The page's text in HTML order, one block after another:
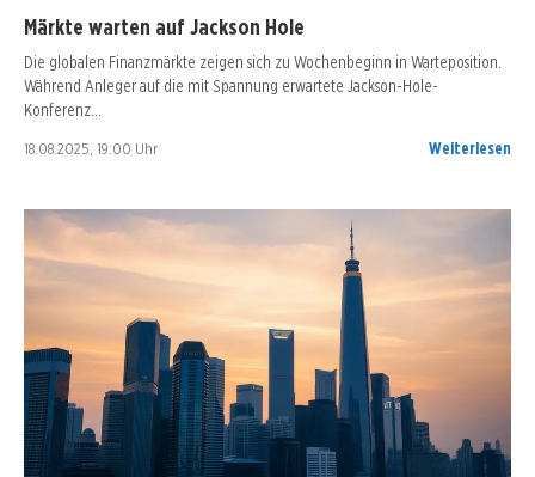
Märkte warten auf Jackson Hole
Die globalen Finanzmärkte zeigen sich zu Wochenbeginn in Warteposition.
Während Anleger auf die mit Spannung erwartete Jackson-Hole-
Konferenz…
18.08.2025, 19:00 Uhr Weiterlesen